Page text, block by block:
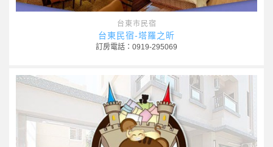
台東市民宿
台東民宿-塔羅之昕
訂房電話：0919-295069